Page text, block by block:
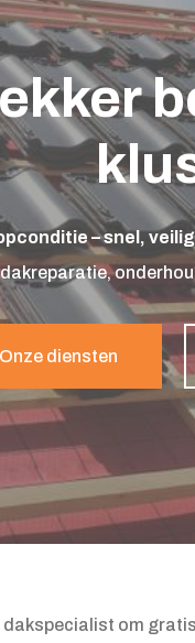
– snel,
Onze diensten
om